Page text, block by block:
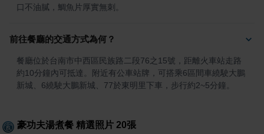
口不油膩，鯛魚片厚實無刺。
前往餐廳的交通方式為何？
餐廳位於台南市中西區民族路二段76之15號，距離火車站走路
約10分鐘內可抵達。附近有公車站牌，可搭乘6區間車繞駛大鵬
新城、6繞駛大鵬新城、77於東明里下車，步行約2~5分鐘。
豪功夫湯煮餐 精選照片 20張